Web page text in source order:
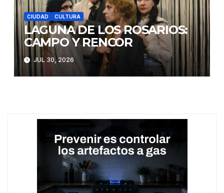
CIUDAD CULTURA
LAGUNA DE LOS ROSARIOS:
CAMPO Y RENCOR
JUL 30, 2026